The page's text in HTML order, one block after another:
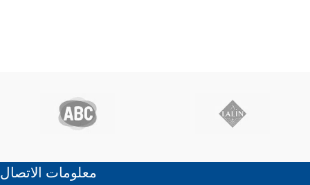
معلومات الاتصال